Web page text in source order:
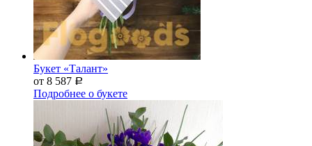
Букет «Талант»
от 8 587 Р
Подробнее о букете